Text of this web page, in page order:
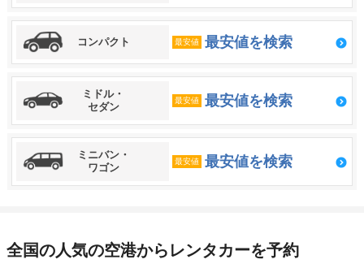
コンパクト 最安値 最安値を検索
ミドル・
セダン
最安値 最安値を検索
ミニバン・
ワゴン
最安値 最安値を検索
全国の人気の空港からレンタカーを予約